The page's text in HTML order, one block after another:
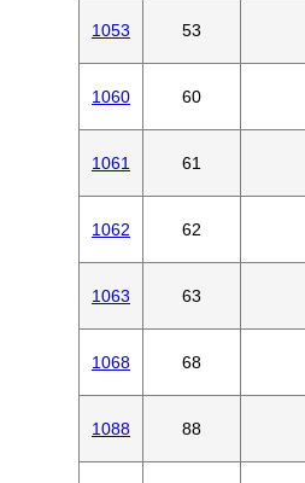
1053 53
1060 60
1061 61
1062 62
1063 63
1068 68
1088 88